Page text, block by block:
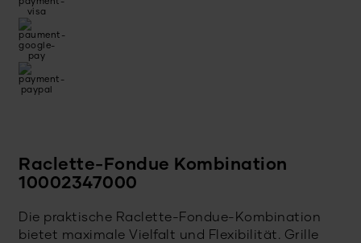
Raclette-Fondue Kombination
10002347000
Die praktische Raclette-Fondue-Kombination
bietet maximale Vielfalt und Flexibilität. Grille